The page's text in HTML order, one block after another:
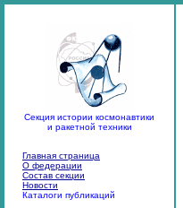
Секция истории космонавтики
и ракетной техники
Главная страница
О федерации
Состав секции
Новости
Каталоги публикаций